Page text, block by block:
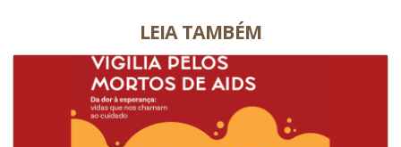
LEIA TAMBÉM